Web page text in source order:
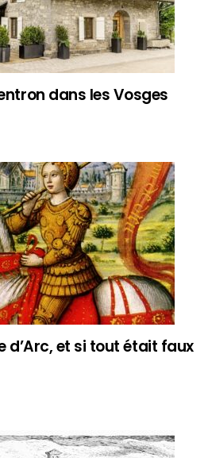
dans les Vosges
d’Arc, et si tout était faux